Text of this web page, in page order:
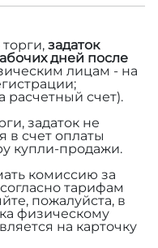
задаток
дней после
лицам - на
счет).
задаток не
в счет оплаты
купли-продажи.
комиссию за
тарифам
пожалуйста, в
физическому
на карточку